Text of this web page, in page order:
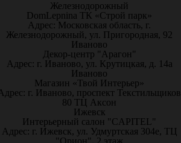
Железнодорожный
DomLepnina ТК «Строй парк»
Адрес: Московская область, г.
Железнодорожный, ул. Пригородная, 92
Иваново
Декор-центр "Арагон"
Адрес: г. Иваново, ул. Крутицкая, д. 14а
Иваново
Магазин «Твой Интерьер»
г. Иваново, проспект Текстильщиков
80 ТЦ Аксон
Ижевск
Интерьерный салон "CAPITEL"
Адрес: г. Ижевск, ул. Удмуртская 304е, ТЦ
"Орион", 2 этаж